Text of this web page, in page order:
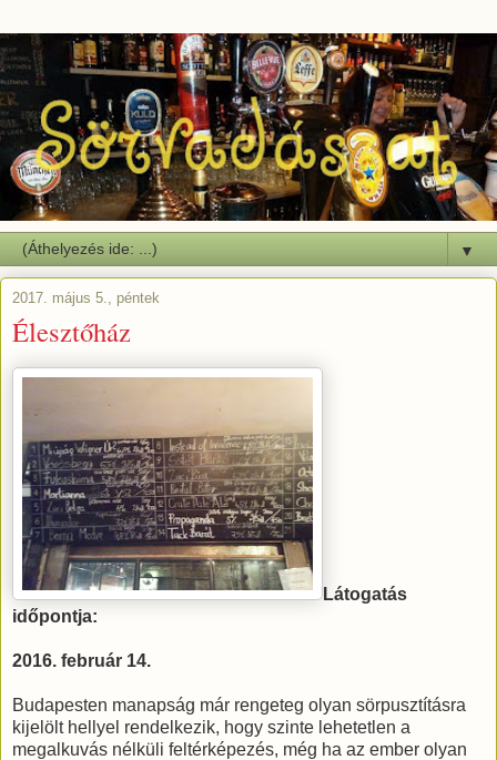
▼
2017. május 5., péntek
Élesztőház
Látogatás
időpontja:
2016. február 14.
Budapesten manapság már rengeteg olyan sörpusztításra
kijelölt hellyel rendelkezik, hogy szinte lehetetlen a
megalkuvás nélküli feltérképezés, még ha az ember olyan